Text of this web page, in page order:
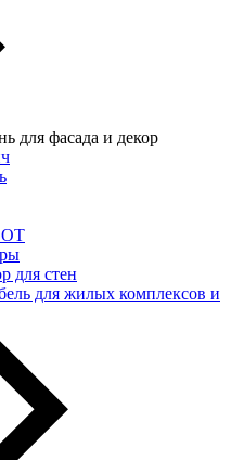
для фасада и декор
для стен
для жилых комплексов и